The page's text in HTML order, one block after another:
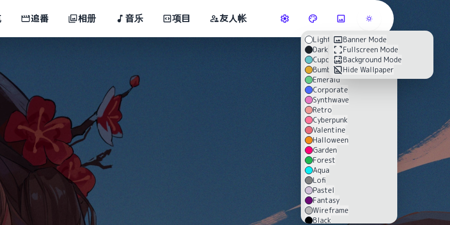
追番 相册 音乐 项目 友人帐
Light
Dark
Cupcake
Bumblebee
Emerald
Corporate
Synthwave
Retro
Cyberpunk
Valentine
Halloween
Garden
Forest
Aqua
Lofi
Pastel
Fantasy
Wireframe
Black
Banner Mode
Fullscreen Mode
Background Mode
Hide Wallpaper